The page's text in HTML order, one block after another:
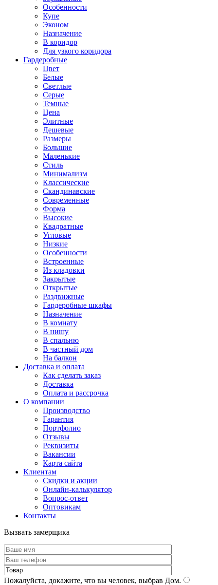
Особенности
Купе
Эконом
Назначение
В коридор
Для узкого коридора
Гардеробные
Цвет
Белые
Светлые
Серые
Темные
Цена
Элитные
Дешевые
Размеры
Большие
Маленькие
Стиль
Минимализм
Классические
Скандинавские
Современные
Форма
Высокие
Квадратные
Угловые
Низкие
Особенности
Встроенные
Из кладовки
Закрытые
Открытые
Раздвижные
Гардеробные шкафы
Назначение
В комнату
В нишу
В спальню
В частный дом
На балкон
Доставка и оплата
Как сделать заказ
Доставка
Оплата и рассрочка
О компании
Производство
Гарантия
Портфолио
Отзывы
Реквизиты
Вакансии
Карта сайта
Клиентам
Скидки и акции
Онлайн-калькулятор
Вопрос-ответ
Оптовикам
Контакты
Вызвать замерщика
Пожалуйста, докажите, что вы человек, выбрав Дом.